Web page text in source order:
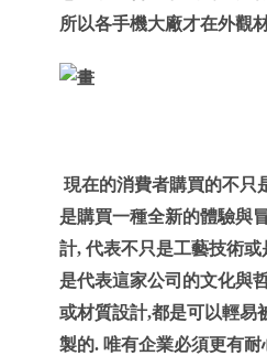
所以各手機大廠才在外觀
現在的消費者購買的不只
是購買一種全新的體驗與
計, 代表不只是工藝技術
是代表這家公司的文化與
或材質設計,都是可以輕易
製的. 唯有企業必須更有